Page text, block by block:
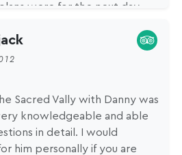
were for the next day,
Sacred Vally with Danny was
knowledgeable and able
in detail. I would
him personally if you are